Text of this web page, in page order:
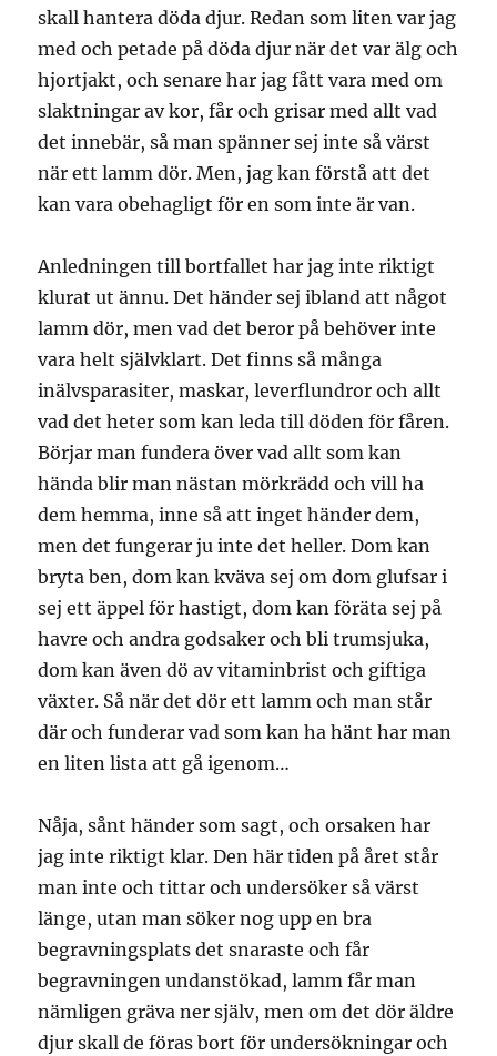
skall hantera döda djur. Redan som liten var jag
med och petade på döda djur när det var älg och
hjortjakt, och senare har jag fått vara med om
slaktningar av kor, får och grisar med allt vad
det innebär, så man spänner sej inte så värst
när ett lamm dör. Men, jag kan förstå att det
kan vara obehagligt för en som inte är van.
Anledningen till bortfallet har jag inte riktigt
klurat ut ännu. Det händer sej ibland att något
lamm dör, men vad det beror på behöver inte
vara helt självklart. Det finns så många
inälvsparasiter, maskar, leverflundror och allt
vad det heter som kan leda till döden för fåren.
Börjar man fundera över vad allt som kan
hända blir man nästan mörkrädd och vill ha
dem hemma, inne så att inget händer dem,
men det fungerar ju inte det heller. Dom kan
bryta ben, dom kan kväva sej om dom glufsar i
sej ett äppel för hastigt, dom kan föräta sej på
havre och andra godsaker och bli trumsjuka,
dom kan även dö av vitaminbrist och giftiga
växter. Så när det dör ett lamm och man står
där och funderar vad som kan ha hänt har man
en liten lista att gå igenom…
Nåja, sånt händer som sagt, och orsaken har
jag inte riktigt klar. Den här tiden på året står
man inte och tittar och undersöker så värst
länge, utan man söker nog upp en bra
begravningsplats det snaraste och får
begravningen undanstökad, lamm får man
nämligen gräva ner själv, men om det dör äldre
djur skall de föras bort för undersökningar och